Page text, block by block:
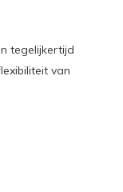
tegelijkertijd
van